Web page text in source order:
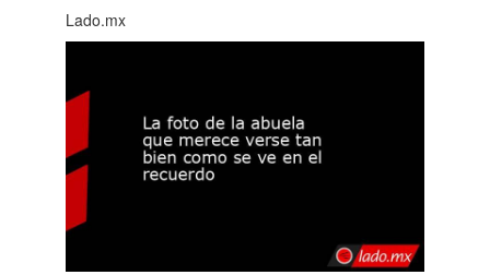
Lado.mx